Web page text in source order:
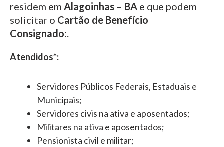
residem em Alagoinhas – BA e que podem
solicitar o Cartão de Benefício
Consignado:.
Atendidos*:
Servidores Públicos Federais, Estaduais e
Municipais;
Servidores civis na ativa e aposentados;
Militares na ativa e aposentados;
Pensionista civil e militar;